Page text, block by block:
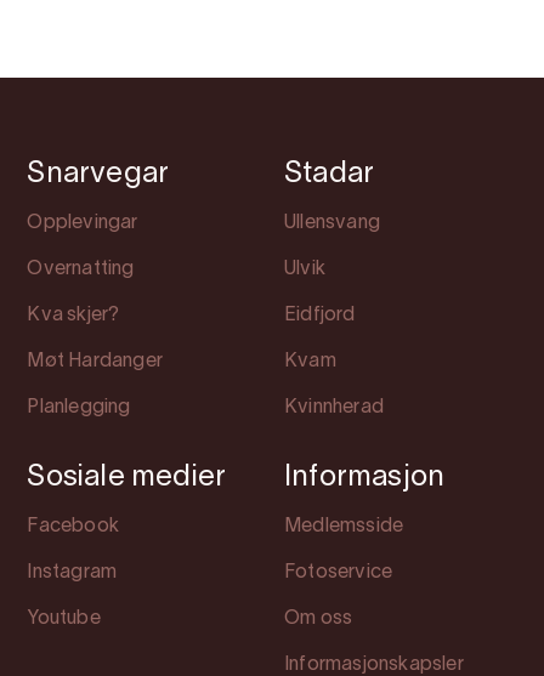
Snarvegar
Opplevingar
Overnatting
Kva skjer?
Møt Hardanger
Planlegging
Stadar
Ullensvang
Ulvik
Eidfjord
Kvam
Kvinnherad
Sosiale medier
Facebook
Instagram
Youtube
Informasjon
Medlemsside
Fotoservice
Om oss
Informasjonskapsler